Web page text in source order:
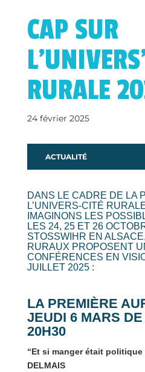
CAP SUR
RURALE
24 février 2025
ACTUALITÉ
DANS LE CADRE DE LA
L’UNIVERS-CITÉ
IMAGINONS LES
LES 24, 25 ET 26
STOSSWIHR EN
RURAUX PROPOSENT
CONFÉRENCES EN
JUILLET 2025 :
LA PREMIÈRE
JEUDI 6 MARS
20H30
“Et si manger était politique
DELMAIS